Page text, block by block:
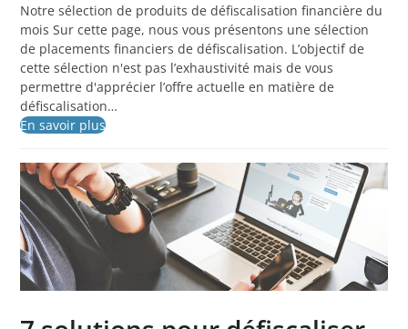
Notre sélection de produits de défiscalisation financière du
mois Sur cette page, nous vous présentons une sélection
de placements financiers de défiscalisation. L’objectif de
cette sélection n'est pas l’exhaustivité mais de vous
permettre d'apprécier l’offre actuelle en matière de
défiscalisation…
En savoir plus